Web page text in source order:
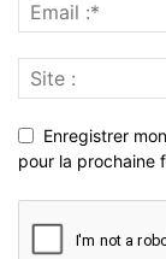
Enregistrer
pour la prochaine